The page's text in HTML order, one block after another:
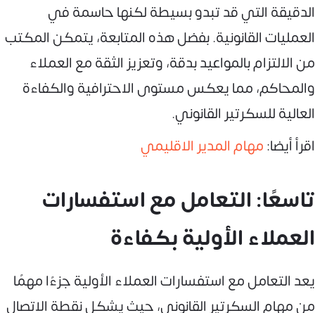
الدقيقة التي قد تبدو بسيطة لكنها حاسمة في
العمليات القانونية. بفضل هذه المتابعة، يتمكن المكتب
من الالتزام بالمواعيد بدقة، وتعزيز الثقة مع العملاء
والمحاكم، مما يعكس مستوى الاحترافية والكفاءة
العالية للسكرتير القانوني.
اقرأ أيضا:مهام المدير الاقليمي
تاسعًا: التعامل مع استفسارات
العملاء الأولية بكفاءة
يعد التعامل مع استفسارات العملاء الأولية جزءًا مهمًا
من مهام السكرتير القانوني، حيث يشكل نقطة الاتصال